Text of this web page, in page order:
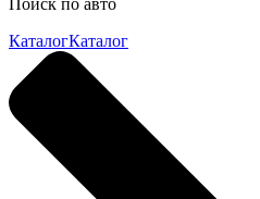
Поиск по авто
КаталогКаталог